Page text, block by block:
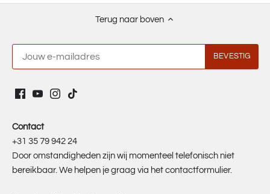
Terug naar boven
Contact
+31 35 79 942 24
Door omstandigheden zijn wij momenteel telefonisch niet
bereikbaar. We helpen je graag via het contactformulier.